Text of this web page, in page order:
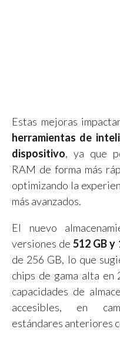
Estas mejoras
herramientas de
dispositivo, ya que
RAM de forma más
optimizando la
más avanzados.
El nuevo
versiones de512 GB y
de 256 GB, lo que
chips de gama alta en
capacidades de
accesibles, en
estándares anteriores